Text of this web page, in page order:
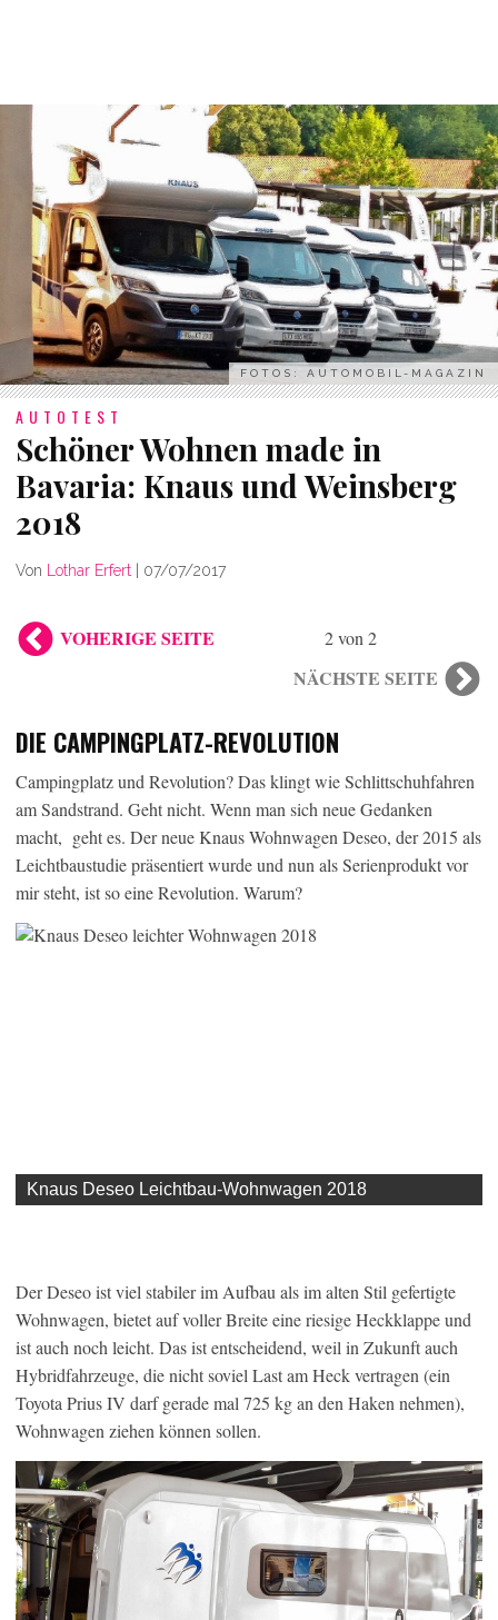
FOTOS: AUTOMOBIL-MAGAZIN
AUTOTEST
Schöner Wohnen made in
Bavaria: Knaus und Weinsberg
2018
Von Lothar Erfert 07/07/2017
VOHERIGE SEITE 2 von 2
NÄCHSTE SEITE
DIE CAMPINGPLATZ-REVOLUTION
Campingplatz und Revolution? Das klingt wie Schlittschuhfahren
am Sandstrand. Geht nicht. Wenn man sich neue Gedanken
macht, geht es. Der neue Knaus Wohnwagen Deseo, der 2015 als
Leichtbaustudie präsentiert wurde und nun als Serienprodukt vor
mir steht, ist so eine Revolution. Warum?
Knaus Deseo Leichtbau-Wohnwagen 2018
Der Deseo ist viel stabiler im Aufbau als im alten Stil gefertigte
Wohnwagen, bietet auf voller Breite eine riesige Heckklappe und
ist auch noch leicht. Das ist entscheidend, weil in Zukunft auch
Hybridfahrzeuge, die nicht soviel Last am Heck vertragen (ein
Toyota Prius IV darf gerade mal 725 kg an den Haken nehmen),
Wohnwagen ziehen können sollen.